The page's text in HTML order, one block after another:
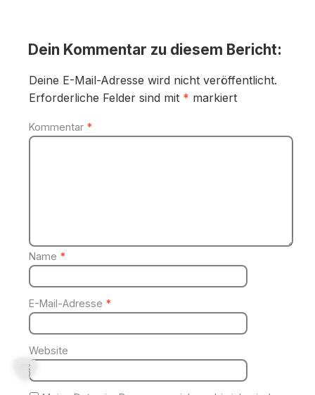
Dein Kommentar zu diesem Bericht:
Deine E-Mail-Adresse wird nicht veröffentlicht.
Erforderliche Felder sind mit * markiert
Kommentar *
Name *
E-Mail-Adresse *
Website